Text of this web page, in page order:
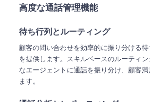
高度な通話管理機能
待ち行列とルーティング
顧客の問い合わせを効率的に振り分ける
を提供します。スキルベースのルーティ
なエージェントに通話を振り分け、顧客
ます。